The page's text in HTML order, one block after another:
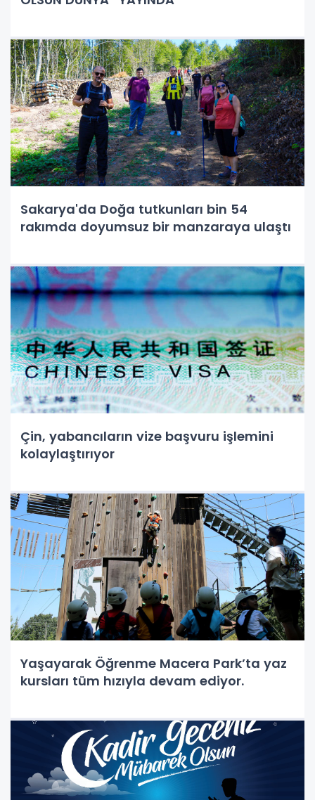
Sakarya'da Doğa tutkunları bin 54
rakımda doyumsuz bir manzaraya ulaştı
Çin, yabancıların vize başvuru işlemini
kolaylaştırıyor
Yaşayarak Öğrenme Macera Park’ta yaz
kursları tüm hızıyla devam ediyor.